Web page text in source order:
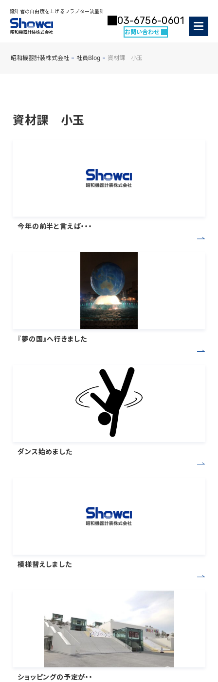
設計者の自由度を上げるフラプター流量計
03-6756-0601
お問い合わせ
昭和機器計装株式会社 社員Blog 資材課 小玉
資材課 小玉
今年の前半と言えば・・・
『夢の国』へ行きました
ダンス始めました
模様替えしました
ショッピングの予定が・・